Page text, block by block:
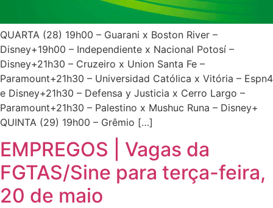
QUARTA (28) 19h00 – Guarani x Boston River –
Disney+19h00 – Independiente x Nacional Potosí –
Disney+21h30 – Cruzeiro x Union Santa Fe –
Paramount+21h30 – Universidad Católica x Vitória – Espn4
e Disney+21h30 – Defensa y Justicia x Cerro Largo –
Paramount+21h30 – Palestino x Mushuc Runa – Disney+
QUINTA (29) 19h00 – Grêmio […]
EMPREGOS | Vagas da
FGTAS/Sine para terça-feira,
20 de maio